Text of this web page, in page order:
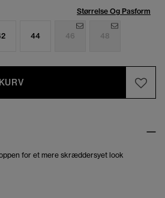
Størrelse Og Pasform
44 46 48
for et mere skræddersyet look